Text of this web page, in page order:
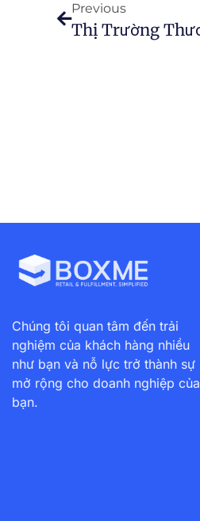
Previous
Chúng tôi quan tâm đến trải
nghiệm của khách hàng nhiều
như bạn và nỗ lực trở thành sự
mở rộng cho doanh nghiệp của
bạn.